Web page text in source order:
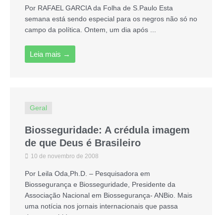
Por RAFAEL GARCIA da Folha de S.Paulo Esta
semana está sendo especial para os negros não só no
campo da política. Ontem, um dia após ...
Leia mais →
Geral
Biosseguridade: A crédula imagem
de que Deus é Brasileiro
10 de novembro de 2008
Por Leila Oda,Ph.D. – Pesquisadora em
Biossegurança e Biosseguridade, Presidente da
Associação Nacional em Biossegurança- ANBio. Mais
uma notícia nos jornais internacionais que passa